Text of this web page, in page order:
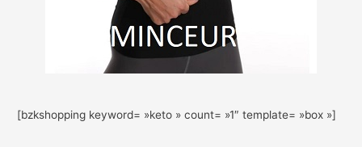
[bzkshopping keyword= »keto » count= »1″ template= »box »]